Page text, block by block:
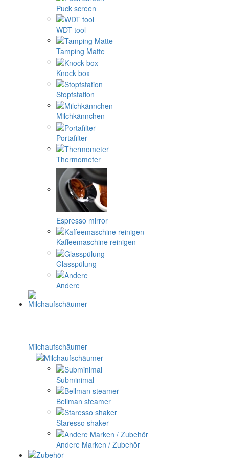
Puck screen
WDT tool
Tamping Matte
Knock box
Stopfstation
Milchkännchen
Portafilter
Thermometer
Espresso mirror
Kaffeemaschine reinigen
Glasspülung
Andere
Milchaufschäumer
Subminimal
Bellman steamer
Staresso shaker
Andere Marken / Zubehör